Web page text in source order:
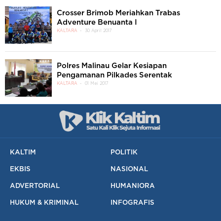
Crosser Brimob Meriahkan Trabas
Adventure Benuanta I
KALTARA 30 April 2017
Polres Malinau Gelar Kesiapan
Pengamanan Pilkades Serentak
KALTARA 01 Mei 2017
KALTIM POLITIK
EKBIS NASIONAL
ADVERTORIAL HUMANIORA
HUKUM & KRIMINAL INFOGRAFIS